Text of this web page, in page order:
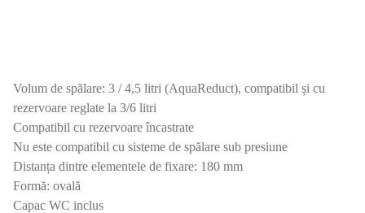
Volum de spălare: 3 / 4,5 litri (AquaReduct), compatibil și cu
rezervoare reglate la 3/6 litri
Compatibil cu rezervoare încastrate
Nu este compatibil cu sisteme de spălare sub presiune
Distanța dintre elementele de fixare: 180 mm
Formă: ovală
Capac WC inclus